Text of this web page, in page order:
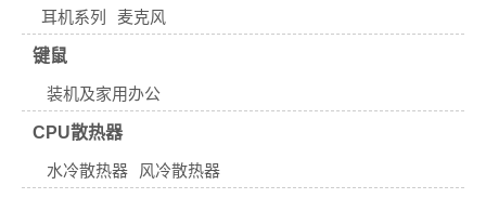
耳机系列
麦克风
键鼠
装机及家用办公
CPU散热器
水冷散热器 风冷散热器